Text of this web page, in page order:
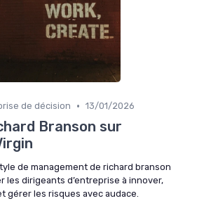
de décision • 13/01/2026
Branson sur
de management de richard branson
les dirigeants d’entreprise à innover,
gérer les risques avec audace.